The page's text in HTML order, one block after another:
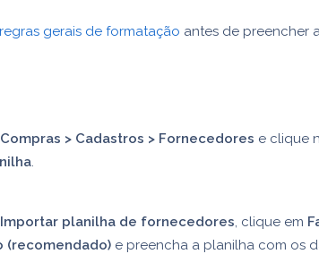
regras gerais de formatação antes de preencher
Compras > Cadastros > Fornecedores e clique
Importar planilha de fornecedores , clique em
(recomendado) e preencha a planilha com os